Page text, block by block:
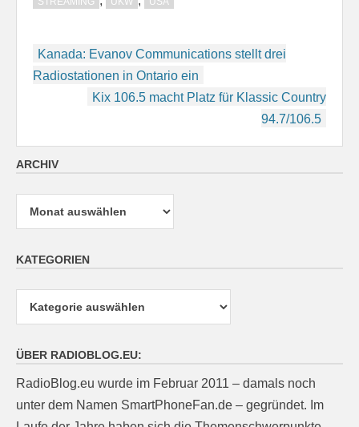
Beitragsnavigation
Kanada: Evanov Communications stellt drei
Radiostationen in Ontario ein
Kix 106.5 macht Platz für Klassic Country
94.7/106.5
ARCHIV
Archiv
KATEGORIEN
ÜBER RADIOBLOG.EU:
RadioBlog.eu wurde im Februar 2011 – damals noch
unter dem Namen SmartPhoneFan.de – gegründet. Im